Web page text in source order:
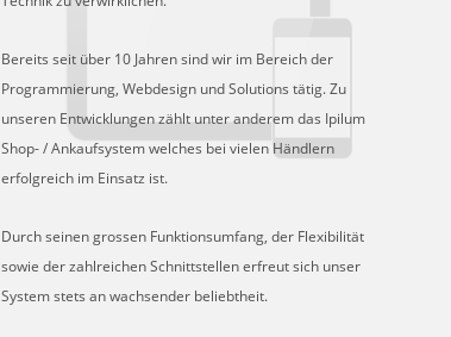
Bereits seit über 10 Jahren sind wir im Bereich der
Programmierung, Webdesign und Solutions tätig. Zu
unseren Entwicklungen zählt unter anderem das Ipilum
Shop- / Ankaufsystem welches bei vielen Händlern
erfolgreich im Einsatz ist.
Durch seinen grossen Funktionsumfang, der Flexibilität
sowie der zahlreichen Schnittstellen erfreut sich unser
System stets an wachsender beliebtheit.